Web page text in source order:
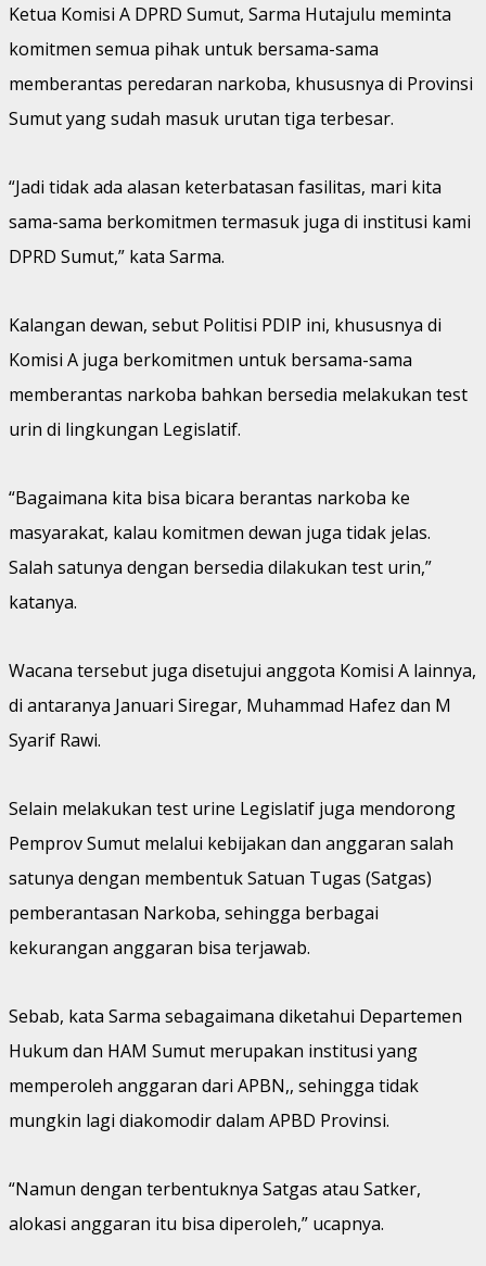
Ketua Komisi A DPRD Sumut, Sarma Hutajulu meminta
komitmen semua pihak untuk bersama-sama
memberantas peredaran narkoba, khususnya di Provinsi
Sumut yang sudah masuk urutan tiga terbesar.
“Jadi tidak ada alasan keterbatasan fasilitas, mari kita
sama-sama berkomitmen termasuk juga di institusi kami
DPRD Sumut,” kata Sarma.
Kalangan dewan, sebut Politisi PDIP ini, khususnya di
Komisi A juga berkomitmen untuk bersama-sama
memberantas narkoba bahkan bersedia melakukan test
urin di lingkungan Legislatif.
“Bagaimana kita bisa bicara berantas narkoba ke
masyarakat, kalau komitmen dewan juga tidak jelas.
Salah satunya dengan bersedia dilakukan test urin,”
katanya.
Wacana tersebut juga disetujui anggota Komisi A lainnya,
di antaranya Januari Siregar, Muhammad Hafez dan M
Syarif Rawi.
Selain melakukan test urine Legislatif juga mendorong
Pemprov Sumut melalui kebijakan dan anggaran salah
satunya dengan membentuk Satuan Tugas (Satgas)
pemberantasan Narkoba, sehingga berbagai
kekurangan anggaran bisa terjawab.
Sebab, kata Sarma sebagaimana diketahui Departemen
Hukum dan HAM Sumut merupakan institusi yang
memperoleh anggaran dari APBN,, sehingga tidak
mungkin lagi diakomodir dalam APBD Provinsi.
“Namun dengan terbentuknya Satgas atau Satker,
alokasi anggaran itu bisa diperoleh,” ucapnya.